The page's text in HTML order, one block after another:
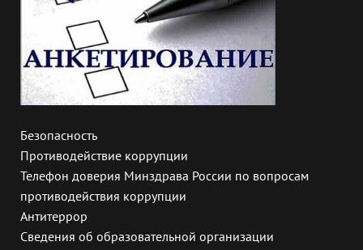
Безопасность
Противодействие коррупции
Телефон доверия Минздрава России по вопросам
противодействия коррупции
Антитеррор
Сведения об образовательной организации